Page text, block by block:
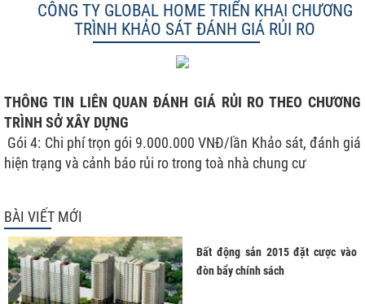
CÔNG TY GLOBAL HOME TRIỂN KHAI CHƯƠNG
TRÌNH KHẢO SÁT ĐÁNH GIÁ RỦI RO
THÔNG TIN LIÊN QUAN ĐÁNH GIÁ RỦI RO THEO CHƯƠNG
TRÌNH SỞ XÂY DỰNG
Gói 4: Chi phí trọn gói 9.000.000 VNĐ/lần Khảo sát, đánh giá
hiện trạng và cảnh báo rủi ro trong toà nhà chung cư
BÀI VIẾT MỚI
Bất động sản 2015 đặt cược vào
đòn bẩy chính sách